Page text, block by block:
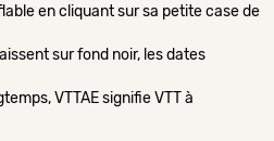
en cliquant sur sa petite case de
sur fond noir, les dates
VTTAE signifie VTT à